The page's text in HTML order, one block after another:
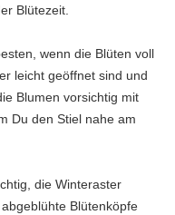
Blütezeit.
wenn die Blüten voll
leicht geöffnet sind und
Blumen vorsichtig mit
Du den Stiel nahe am
die Winteraster
Blütenköpfe